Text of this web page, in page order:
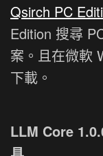
Qsirch PC
Edition 搜尋
案。且在微軟
下載。
LLM Core